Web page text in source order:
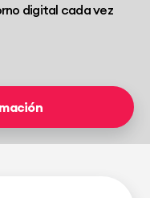
digital cada vez